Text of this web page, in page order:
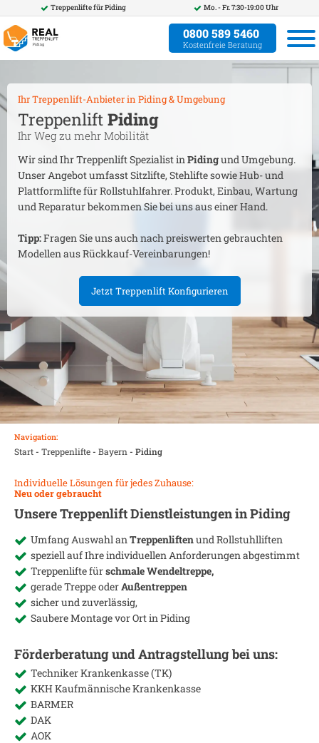
Treppenlifte fürPiding Mo. - Fr. 7:30-19:00 Uhr
0800 589 5460
Kostenfreie Beratung
Ihr Treppenlift-Anbieter in Piding& Umgebung
Treppenlift Piding
Ihr Weg zu mehr Mobilität
Wir sind Ihr Treppenlift Spezialist inPidingund Umgebung.
Unser Angebot umfasst Sitzlifte, Stehlifte sowie Hub- und
Plattformlifte für Rollstuhlfahrer. Produkt, Einbau, Wartung
und Reparatur bekommen Sie bei uns aus einer Hand.
Tipp:Fragen Sie uns auch nach preiswerten gebrauchten
Modellen aus Rückkauf-Vereinbarungen!
Jetzt Treppenlift Konfigurieren
Navigation:
Start- Treppenlifte- Bayern - Piding
Individuelle Lösungen für jedes Zuhause:
Neu oder gebraucht
Unsere Treppenlift Dienstleistungen inPiding
Umfang Auswahl anTreppenliftenund Rollstuhlliften
speziell auf Ihre individuellen Anforderungen abgestimmt
Treppenlifte fürschmale Wendeltreppe,
gerade Treppe oderAußentreppen
sicher und zuverlässig,
Saubere Montage vor Ort inPiding
Förderberatung und Antragstellung bei uns:
Techniker Krankenkasse (TK)
KKH Kaufmännische Krankenkasse
BARMER
DAK
AOK